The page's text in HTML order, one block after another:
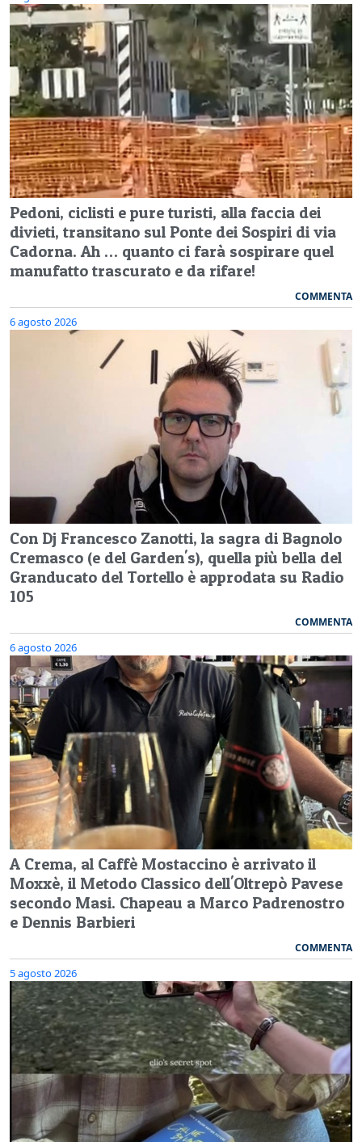
Pedoni, ciclisti e pure turisti, alla faccia dei
divieti, transitano sul Ponte dei Sospiri di via
Cadorna. Ah … quanto ci farà sospirare quel
manufatto trascurato e da rifare!
COMMENTA
6 agosto 2026
Con Dj Francesco Zanotti, la sagra di Bagnolo
Cremasco (e del Garden's), quella più bella del
Granducato del Tortello è approdata su Radio
105
COMMENTA
6 agosto 2026
A Crema, al Caffè Mostaccino è arrivato il
Moxxè, il Metodo Classico dell'Oltrepò Pavese
secondo Masi. Chapeau a Marco Padrenostro
e Dennis Barbieri
COMMENTA
5 agosto 2026